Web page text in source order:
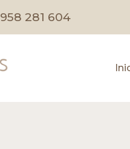
958 281 604